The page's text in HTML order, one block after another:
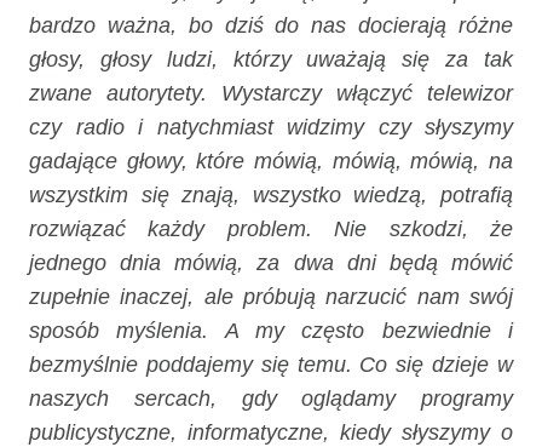
bardzo ważna, bo dziś do nas docierają różne
głosy, głosy ludzi, którzy uważają się za tak
zwane autorytety. Wystarczy włączyć telewizor
czy radio i natychmiast widzimy czy słyszymy
gadające głowy, które mówią, mówią, mówią, na
wszystkim się znają, wszystko wiedzą, potrafią
rozwiązać każdy problem. Nie szkodzi, że
jednego dnia mówią, za dwa dni będą mówić
zupełnie inaczej, ale próbują narzucić nam swój
sposób myślenia. A my często bezwiednie i
bezmyślnie poddajemy się temu. Co się dzieje w
naszych sercach, gdy oglądamy programy
publicystyczne, informatyczne, kiedy słyszymy o